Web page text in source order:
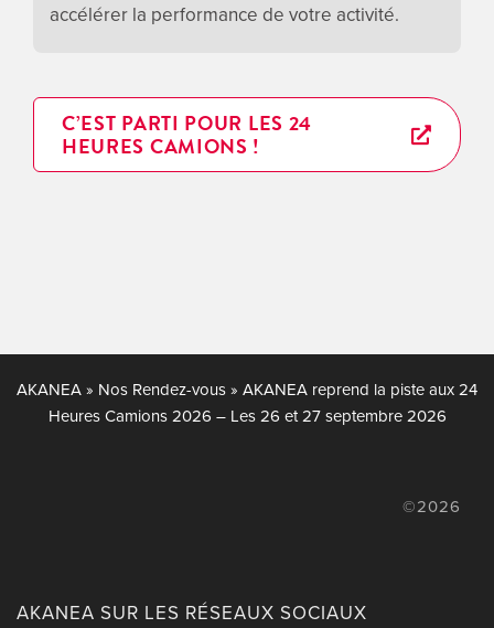
accélérer la performance de votre activité.
C’EST PARTI POUR LES 24
HEURES CAMIONS !
AKANEA» Nos Rendez-vous» AKANEA reprend la piste aux 24
Heures Camions 2026 – Les 26 et 27 septembre 2026
©2026
AKANEA SUR LES RÉSEAUX SOCIAUX